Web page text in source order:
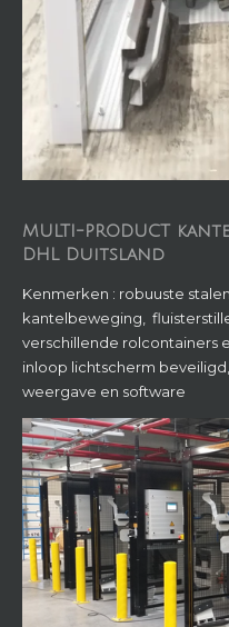
MULTI-PRODUCT
DHL Duitsland
Kenmerken : robuuste
verschillende rolcontainers
inloop lichtscherm
MULTI-PRODUCT